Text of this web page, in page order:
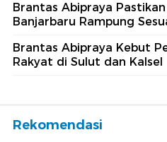
Brantas Abipraya
Banjarbaru Rampung
Brantas Abipraya Kebut
Rakyat di Sulut dan Kalsel
Rekomendasi